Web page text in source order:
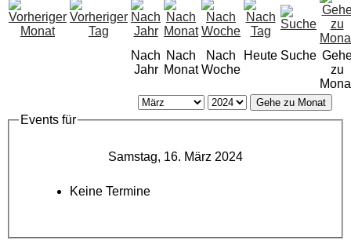
Nach
Jahr
Nach
Monat
Nach
Woche
Heute Suche
zu
Gehe zu Monat
Events für
Samstag, 16. März 2024
Keine Termine